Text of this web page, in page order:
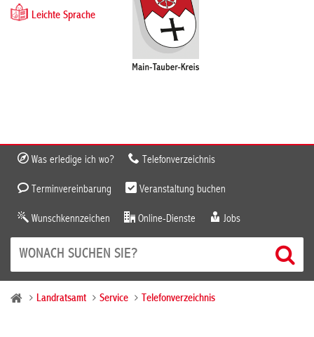
Leichte Sprache
Was erledige ich wo? Telefonverzeichnis
Terminvereinbarung Veranstaltung buchen
Wunschkennzeichen Online-Dienste Jobs
Landratsamt Service Telefonverzeichnis